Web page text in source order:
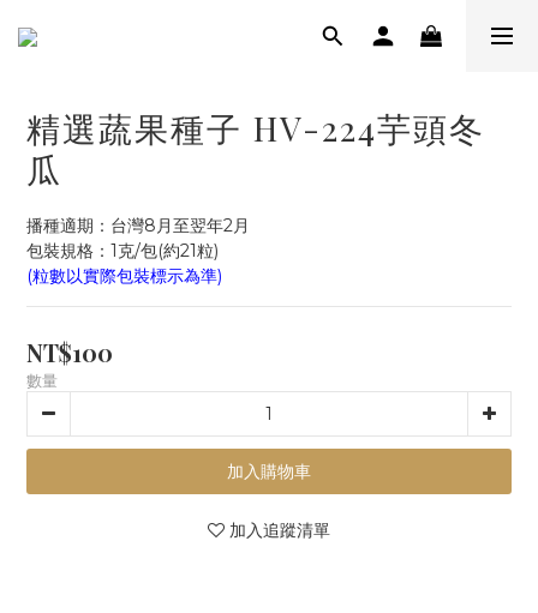
精選蔬果種子 HV-224芋頭冬
瓜
播種適期：台灣8月至翌年2月
包裝規格：1克/包(約21粒)
(粒數以實際包裝標示為準)
NT$100
數量
加入購物車
加入追蹤清單